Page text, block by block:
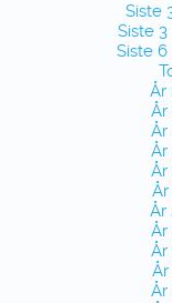
Siste
Siste
Siste
År
År
År
År
År
År
År
År
År
År
År